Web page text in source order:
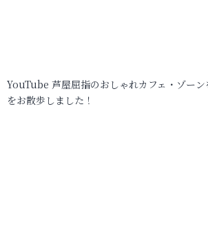
YouTube 芦屋屈指のおしゃれカフェ・ゾー
をお散歩しました！